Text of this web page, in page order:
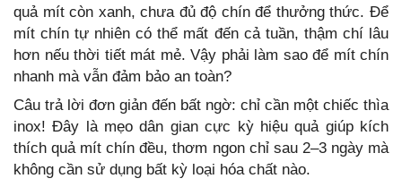
quả mít còn xanh, chưa đủ độ chín để thưởng thức. Để
mít chín tự nhiên có thể mất đến cả tuần, thậm chí lâu
hơn nếu thời tiết mát mẻ. Vậy phải làm sao để mít chín
nhanh mà vẫn đảm bảo an toàn?
Câu trả lời đơn giản đến bất ngờ: chỉ cần một chiếc thìa
inox! Đây là mẹo dân gian cực kỳ hiệu quả giúp kích
thích quả mít chín đều, thơm ngon chỉ sau 2–3 ngày mà
không cần sử dụng bất kỳ loại hóa chất nào.